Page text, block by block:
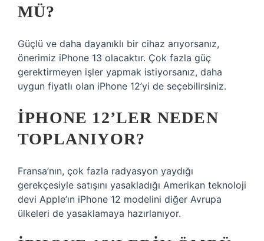
MÜ?
Güçlü ve daha dayanıklı bir cihaz arıyorsanız,
önerimiz iPhone 13 olacaktır. Çok fazla güç
gerektirmeyen işler yapmak istiyorsanız, daha
uygun fiyatlı olan iPhone 12’yi de seçebilirsiniz.
IPHONE 12’LER NEDEN
TOPLANIYOR?
Fransa’nın, çok fazla radyasyon yaydığı
gerekçesiyle satışını yasakladığı Amerikan teknoloji
devi Apple’ın iPhone 12 modelini diğer Avrupa
ülkeleri de yasaklamaya hazırlanıyor.